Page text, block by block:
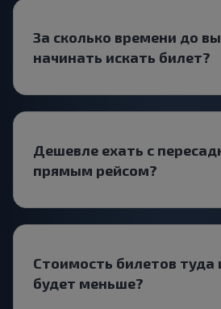
За сколько времени до
начинать искать билет?
Дешевле ехать с
прямым рейсом?
Стоимость билетов туда
будет меньше?